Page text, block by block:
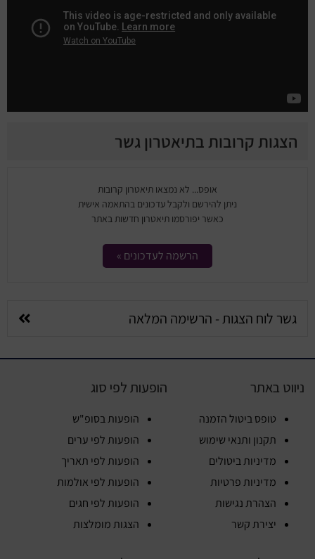
הצגות קרובות בתיאטרון גשר
אופס... לא נמצאו תיאטרון קרובות
ניתן להירשם ולקבל עדכונים בהתאמה אישית
כאשר יפורסמו תיאטרון חדשות באתר
הרשמה לעדכונים »
גשר לוח הצגות - הרשימה המלאה
ניווט באתר
טופס ביטול הזמנה
תקנון ותנאי שימוש
מדיניות ביטולים
מדיניות פרטיות
הצהרת נגישות
יצירת קשר
הופעות לפי סוג
הופעות בסופ"ש
הופעות לפי ערים
הופעות לפי תאריך
הופעות לפי אולמות
הופעות לפי חגים
הצגות מומלצות